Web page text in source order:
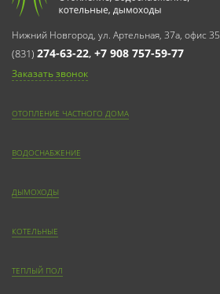
Нижний Новгород, ул. Артельная, 37а, офис 35
(831) 274-63-22, +7 908 757-59-77
Заказать звонок
ОТОПЛЕНИЕ ЧАСТНОГО ДОМА
ВОДОСНАБЖЕНИЕ
ДЫМОХОДЫ
КОТЕЛЬНЫЕ
ТЕПЛЫЙ ПОЛ